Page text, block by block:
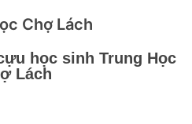
Chợ Lách
học sinh Trung Học
Lách